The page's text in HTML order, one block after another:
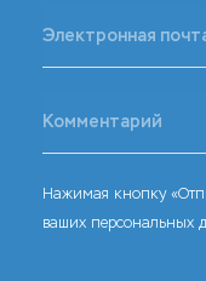
Нажимая кнопку
ваших персональных